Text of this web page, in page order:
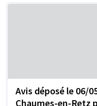
Avis déposé le 06/
Chaumes-en-Retz